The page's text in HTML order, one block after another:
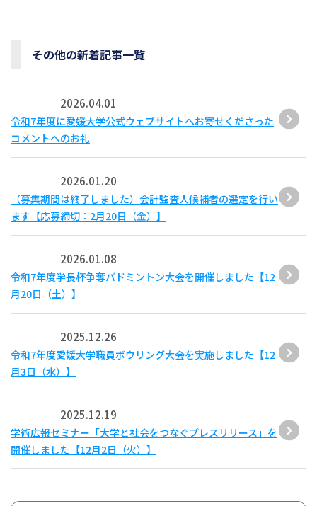
その他の新着記事一覧
2026.04.01
令和7年度に愛媛大学公式ウェブサイトへお寄せくださった
コメントへのお礼
2026.01.20
（募集期間は終了しました）会計監査人候補者の選定を行い
ます【応募締切：2月20日（金）】
2026.01.08
令和7年度学長杯争奪バドミントン大会を開催しました【12
月20日（土）】
2025.12.26
令和7年度愛媛大学職員ボウリング大会を実施しました【12
月3日（水）】
2025.12.19
学術広報セミナー「大学と社会をつなぐプレスリリース」を
開催しました【12月2日（火）】